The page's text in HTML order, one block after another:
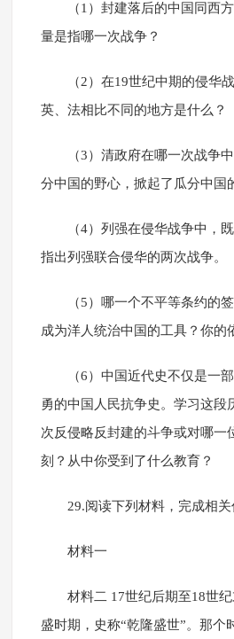
（1）封建落后的中国同西
量是指哪一次战争？
（2）在19世纪中期的侵华
英、法相比不同的地方是什么？
（3）清政府在哪一次战争
分中国的野心，掀起了瓜分中国
（4）列强在侵华战争中，
指出列强联合侵华的两次战争。
（5）哪一个不平等条约的
成为洋人统治中国的工具？你的
（6）中国近代史不仅是一
勇的中国人民抗争史。学习这段
次反侵略反封建的斗争或对哪一
刻？从中你受到了什么教育？
29.阅读下列材料，完成相关
材料一
材料二 17世纪后期至18世
盛时期，史称“乾隆盛世”。那个